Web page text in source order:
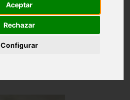
Aceptar
Rechazar
Configurar
Historia